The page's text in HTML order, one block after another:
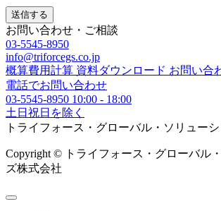
お問い合わせ・ご相談
03-5545-8950
info@triforcegs.co.jp
概算費用計算 資料ダウンロード お問い合
電話でお問い合わせ
03-5545-8950 10:00 - 18:00
土日祝日を除く
トライフォース・グローバル・ソリュー
Copyright © トライフォース・グローバル
ズ株式会社